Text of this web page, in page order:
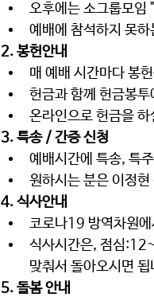
오후에는 소그룹모임
예배에 참석하지 못
2. 봉헌안내
매 예배 시간마다 봉
헌금과 함께 헌금봉투
온라인으로 헌금을
3. 특송 / 간증 신청
예배시간에 특송, 특
원하시는 분은 이정현
4. 식사안내
코로나19 방역차원에
식사시간은, 점심
맞춰서 돌아오시면
5. 돌봄 안내